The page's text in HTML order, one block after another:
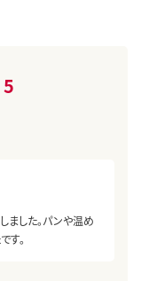
5
ました。パンや温め
す。